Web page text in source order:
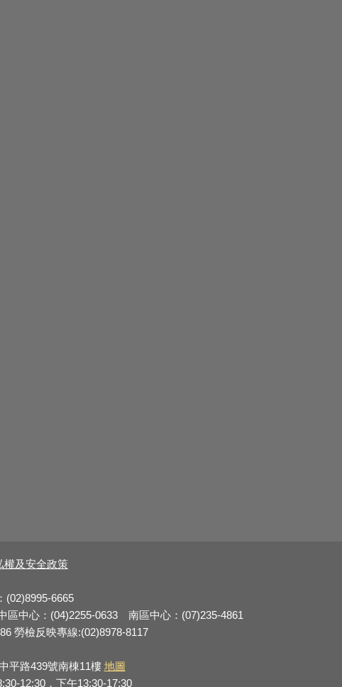
權及安全政策
6665
中心：(04)2255-0633 南區中心：(07)235-4861
勞檢反映專線:(02)8978-8117
平路439號南棟11樓 地圖
12:30，下午13:30-17:30